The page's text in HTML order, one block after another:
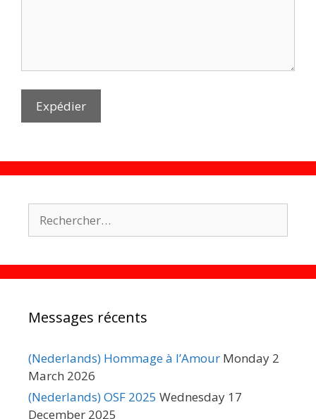
Messages récents
(Nederlands) Hommage à l’Amour Monday 2
March 2026
(Nederlands) OSF 2025 Wednesday 17
December 2025